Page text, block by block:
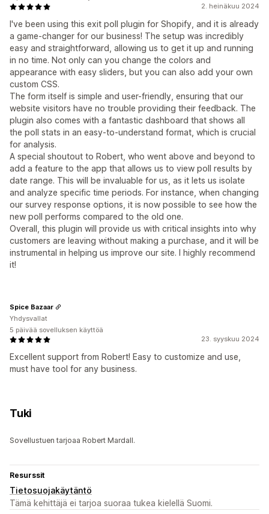
2. heinäkuu 2024
I've been using this exit poll plugin for Shopify, and it is already
a game-changer for our business! The setup was incredibly
easy and straightforward, allowing us to get it up and running
in no time. Not only can you change the colors and
appearance with easy sliders, but you can also add your own
custom CSS.
The form itself is simple and user-friendly, ensuring that our
website visitors have no trouble providing their feedback. The
plugin also comes with a fantastic dashboard that shows all
the poll stats in an easy-to-understand format, which is crucial
for analysis.
A special shoutout to Robert, who went above and beyond to
add a feature to the app that allows us to view poll results by
date range. This will be invaluable for us, as it lets us isolate
and analyze specific time periods. For instance, when changing
our survey response options, it is now possible to see how the
new poll performs compared to the old one.
Overall, this plugin will provide us with critical insights into why
customers are leaving without making a purchase, and it will be
instrumental in helping us improve our site. I highly recommend
it!
23. syyskuu 2024
Excellent support from Robert! Easy to customize and use,
must have tool for any business.
Spice Bazaar
Yhdysvallat
5 päivää sovelluksen käyttöä
Tuki
Sovellustuen tarjoaa Robert Mardall.
Resurssit
Tietosuojakäytäntö
Tämä kehittäjä ei tarjoa suoraa tukea kielellä Suomi.